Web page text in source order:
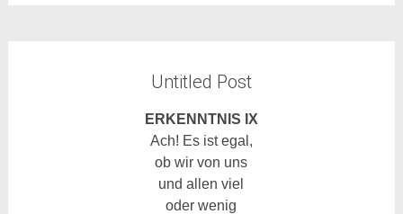
Untitled Post
ERKENNTNIS IX
Ach! Es ist egal,
ob wir von uns
und allen viel
oder wenig